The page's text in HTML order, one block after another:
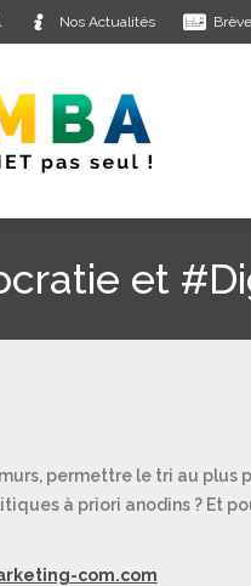
Nos Actualités
et
permettre le tri au plus
à priori anodins ? Et
com.com